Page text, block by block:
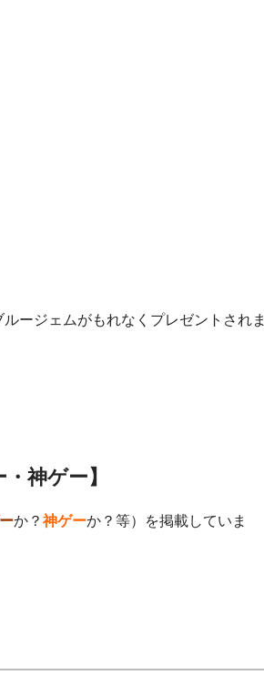
ージェムがもれなくプレゼントされま
神ゲー】
か？神ゲーか？等）を掲載していま